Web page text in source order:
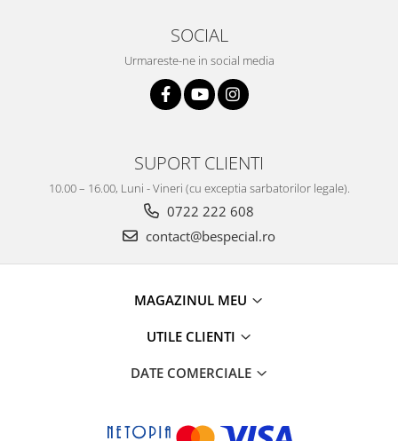
SOCIAL
Urmareste-ne in social media
SUPORT CLIENTI
10.00 – 16.00, Luni - Vineri (cu exceptia sarbatorilor legale).
0722 222 608
contact@bespecial.ro
MAGAZINUL MEU
UTILE CLIENTI
DATE COMERCIALE